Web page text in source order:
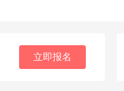
立即报名